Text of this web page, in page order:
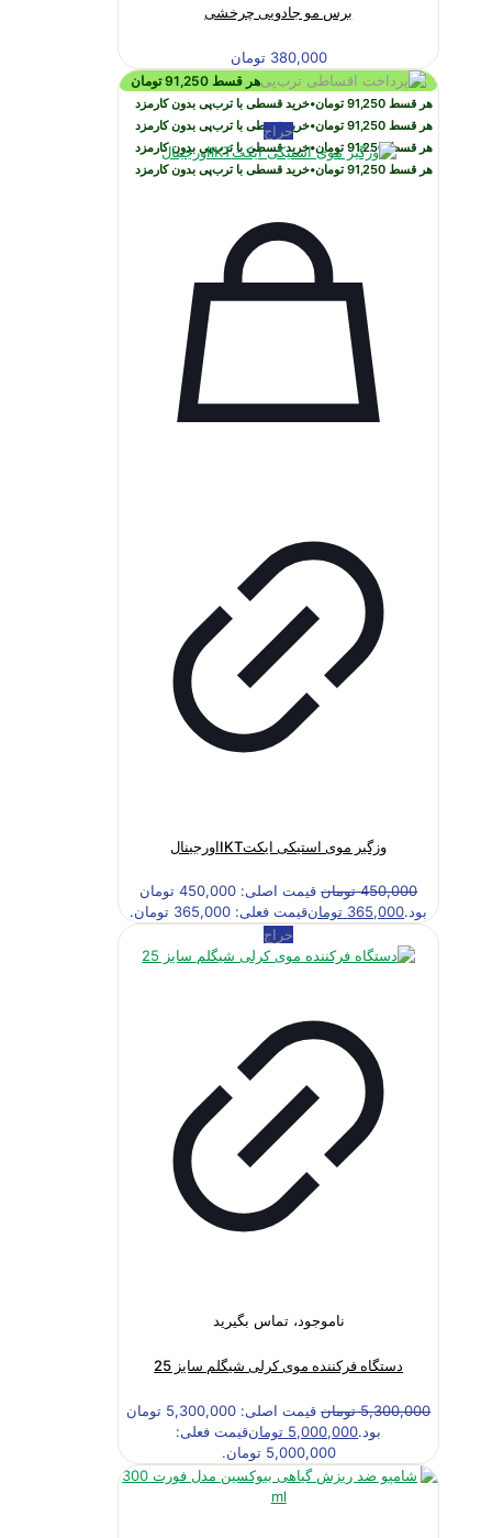
برس مو جادویی چرخشی
380,000 تومان
هر قسط 91,250 تومان
هر قسط91,250 تومان•خرید قسطی با ترب‌پی بدون کارمزد
هر قسط91,250 تومان•خرید قسطی با ترب‌پی بدون کارمزد
هر قسط91,250 تومان•خرید قسطی با ترب‌پی بدون کارمزد
هر قسط91,250 تومان•خرید قسطی با ترب‌پی بدون کارمزد
حراج
وزگیر موی استیکی ایکتIKTاورجینال
450,000 تومان
قیمت اصلی: 450,000 تومان
بود.365,000 تومانقیمت فعلی: 365,000 تومان.
حراج
ناموجود، تماس بگیرید
دستگاه فرکننده موی کرلی شیگلم سایز 25
5,300,000 تومان
قیمت اصلی: 5,300,000 تومان
بود.5,000,000 تومانقیمت فعلی:
5,000,000 تومان.